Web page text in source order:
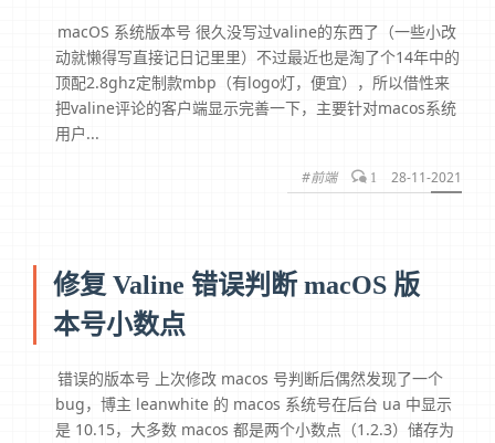
macOS 系统版本号 很久没写过valine的东西了（一些小改
动就懒得写直接记日记里里）不过最近也是淘了个14年中的
顶配2.8ghz定制款mbp（有logo灯，便宜），所以借性来
把valine评论的客户端显示完善一下，主要针对macos系统
用户...
#前端 1 28-11-2021
修复 Valine 错误判断 macOS 版
本号小数点
错误的版本号 上次修改 macos 号判断后偶然发现了一个
bug，博主 leanwhite 的 macos 系统号在后台 ua 中显示
是 10.15，大多数 macos 都是两个小数点（1.2.3）储存为